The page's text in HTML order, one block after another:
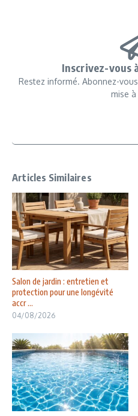
Inscrivez-vous
Restez informé. Abonnez-
mise
Articles Similaires
Salon de jardin : entretien et
protection pour une longévité
accr ...
04/08/2026